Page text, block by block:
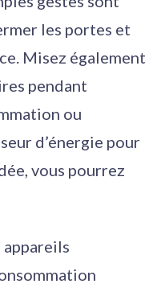
les portes et
Misez également
pendant
ou
d’énergie pour
vous pourrez